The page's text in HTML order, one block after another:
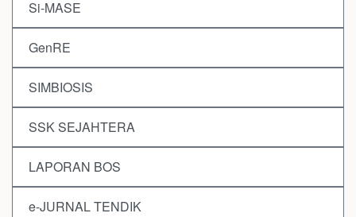
Si-MASE
GenRE
SIMBIOSIS
SSK SEJAHTERA
LAPORAN BOS
e-JURNAL TENDIK